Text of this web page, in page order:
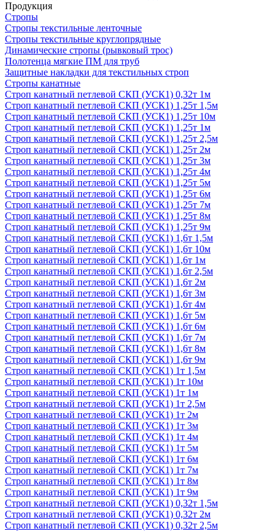
Продукция
Стропы
Стропы текстильные ленточные
Стропы текстильные круглопрядные
Динамические стропы (рывковый трос)
Полотенца мягкие ПМ для труб
Защитные накладки для текстильных строп
Стропы канатные
Строп канатный петлевой СКП (УСК1) 0,32т 1м
Строп канатный петлевой СКП (УСК1) 1,25т 1,5м
Строп канатный петлевой СКП (УСК1) 1,25т 10м
Строп канатный петлевой СКП (УСК1) 1,25т 1м
Строп канатный петлевой СКП (УСК1) 1,25т 2,5м
Строп канатный петлевой СКП (УСК1) 1,25т 2м
Строп канатный петлевой СКП (УСК1) 1,25т 3м
Строп канатный петлевой СКП (УСК1) 1,25т 4м
Строп канатный петлевой СКП (УСК1) 1,25т 5м
Строп канатный петлевой СКП (УСК1) 1,25т 6м
Строп канатный петлевой СКП (УСК1) 1,25т 7м
Строп канатный петлевой СКП (УСК1) 1,25т 8м
Строп канатный петлевой СКП (УСК1) 1,25т 9м
Строп канатный петлевой СКП (УСК1) 1,6т 1,5м
Строп канатный петлевой СКП (УСК1) 1,6т 10м
Строп канатный петлевой СКП (УСК1) 1,6т 1м
Строп канатный петлевой СКП (УСК1) 1,6т 2,5м
Строп канатный петлевой СКП (УСК1) 1,6т 2м
Строп канатный петлевой СКП (УСК1) 1,6т 3м
Строп канатный петлевой СКП (УСК1) 1,6т 4м
Строп канатный петлевой СКП (УСК1) 1,6т 5м
Строп канатный петлевой СКП (УСК1) 1,6т 6м
Строп канатный петлевой СКП (УСК1) 1,6т 7м
Строп канатный петлевой СКП (УСК1) 1,6т 8м
Строп канатный петлевой СКП (УСК1) 1,6т 9м
Строп канатный петлевой СКП (УСК1) 1т 1,5м
Строп канатный петлевой СКП (УСК1) 1т 10м
Строп канатный петлевой СКП (УСК1) 1т 1м
Строп канатный петлевой СКП (УСК1) 1т 2,5м
Строп канатный петлевой СКП (УСК1) 1т 2м
Строп канатный петлевой СКП (УСК1) 1т 3м
Строп канатный петлевой СКП (УСК1) 1т 4м
Строп канатный петлевой СКП (УСК1) 1т 5м
Строп канатный петлевой СКП (УСК1) 1т 6м
Строп канатный петлевой СКП (УСК1) 1т 7м
Строп канатный петлевой СКП (УСК1) 1т 8м
Строп канатный петлевой СКП (УСК1) 1т 9м
Строп канатный петлевой СКП (УСК1) 0,32т 1,5м
Строп канатный петлевой СКП (УСК1) 0,32т 2м
Строп канатный петлевой СКП (УСК1) 0,32т 2,5м